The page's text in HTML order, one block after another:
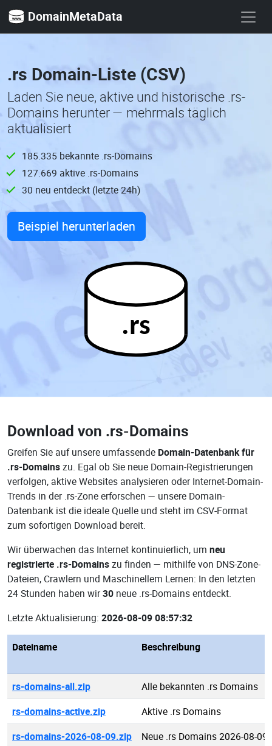
DomainMetaData
.rs Domain-Liste (CSV)
Laden Sie neue, aktive und historische .rs-
Domains herunter — mehrmals täglich
aktualisiert
185.335 bekannte .rs-Domains
127.669 aktive .rs-Domains
30 neu entdeckt (letzte 24h)
Beispiel herunterladen
.rs
Download von .rs-Domains
Greifen Sie auf unsere umfassende Domain-Datenbank für
.rs-Domainszu. Egal ob Sie neue Domain-Registrierungen
verfolgen, aktive Websites analysieren oder Internet-Domain-
Trends in der .rs-Zone erforschen — unsere Domain-
Datenbank ist die ideale Quelle und steht im CSV-Format
zum sofortigen Download bereit.
Wir überwachen das Internet kontinuierlich, um neu
registrierte .rs-Domainszu finden — mithilfe von DNS-Zone-
Dateien, Crawlern und Maschinellem Lernen: In den letzten
24 Stunden haben wir30 neue .rs-Domains entdeckt.
Letzte Aktualisierung: 2026-08-09 08:57:32
Dateiname Beschreibung
rs-domains-all.zip
Alle bekannten .rs Domains
rs-domains-active.zip
Aktive .rs Domains
rs-domains-2026-08-09.zip
Neue .rs Domains 2026-08-09